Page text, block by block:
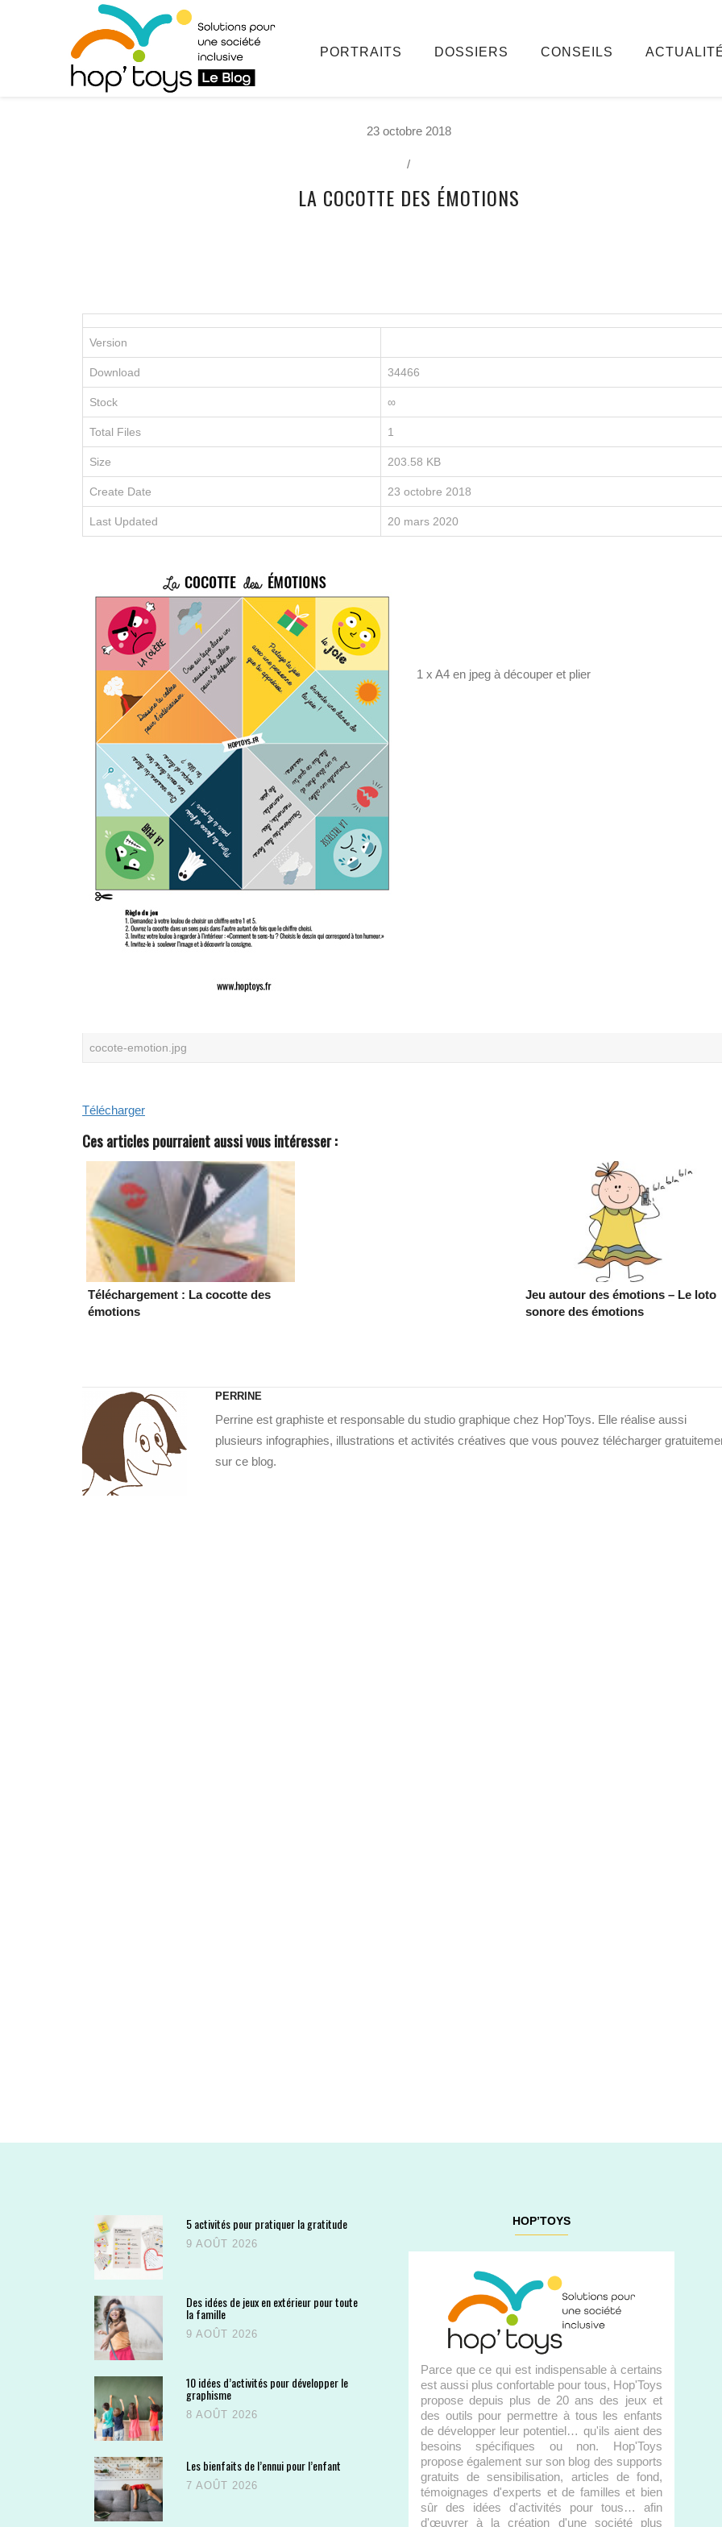
PORTRAITS DOSSIERS CONSEILS
23 octobre 2018
/
LA COCOTTE DES ÉMOTIONS
Version
Download 34466
Stock ∞
Total Files 1
Size 203.58 KB
Create Date 23 octobre 2018
Last Updated 20 mars 2020
1 x A4 en jpeg à découper et plier
cocote-emotion.jpg
Télécharger
Ces articles pourraient aussi vous intéresser :
Téléchargement : La cocotte des
émotions
Jeu autour des émotions – Le loto
sonore des émotions
PERRINE
Perrine est graphiste et responsable du studio graphique chez Hop'Toys. Elle réalise aussi
plusieurs infographies, illustrations et activités créatives que vous pouvez télécharger
sur ce blog.
5 activités pour pratiquer la gratitude
9 AOÛT 2026
Des idées de jeux en extérieur pour toute
la famille
9 AOÛT 2026
10 idées d’activités pour développer le
graphisme
8 AOÛT 2026
Les bienfaits de l’ennui pour l’enfant
7 AOÛT 2026
HOP’TOYS
Parce que ce qui est indispensable à certains
est aussi plus confortable pour tous, Hop'Toys
propose depuis plus de 20 ans des jeux et
des outils pour permettre à tous les enfants
de développer leur potentiel… qu'ils aient des
besoins spécifiques ou non. Hop'Toys
propose également sur son blog des supports
gratuits de sensibilisation, articles de fond,
témoignages d'experts et de familles et bien
sûr des idées d'activités pour tous… afin
d'œuvrer à la création d'une société plus